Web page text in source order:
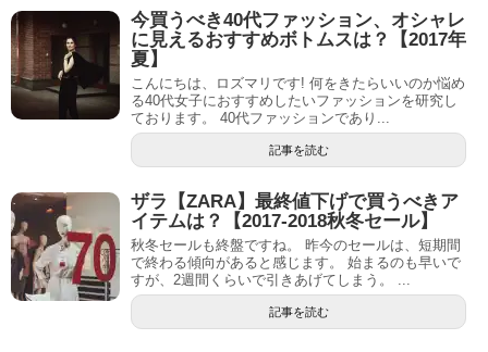
今買うべき40代ファッション、オシャレ
に見えるおすすめボトムスは？【2017年
夏】
こんにちは、ロズマリです! 何をきたらいいのか悩め
る40代女子におすすめしたいファッションを研究し
ております。 40代ファッションであり...
記事を読む
ザラ【ZARA】最終値下げで買うべきア
イテムは？【2017-2018秋冬セール】
秋冬セールも終盤ですね。 昨今のセールは、短期間
で終わる傾向があると感じます。 始まるのも早いで
すが、2週間くらいで引きあげてしまう。 ...
記事を読む